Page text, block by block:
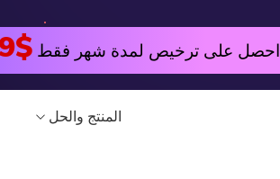
احصل على ترخيص لمدة شهر فقط $4.49
المنتج والحل